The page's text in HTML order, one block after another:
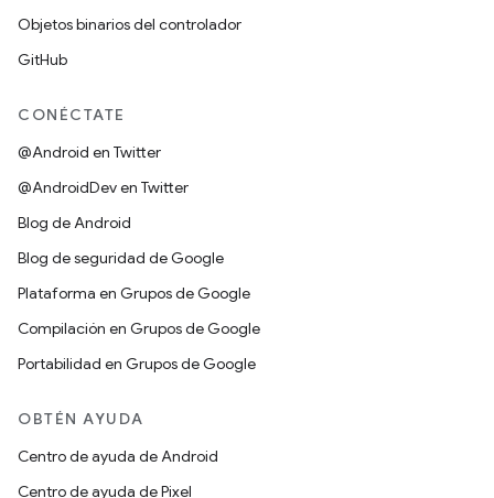
Objetos binarios del controlador
GitHub
CONÉCTATE
@Android en Twitter
@AndroidDev en Twitter
Blog de Android
Blog de seguridad de Google
Plataforma en Grupos de Google
Compilación en Grupos de Google
Portabilidad en Grupos de Google
OBTÉN AYUDA
Centro de ayuda de Android
Centro de ayuda de Pixel